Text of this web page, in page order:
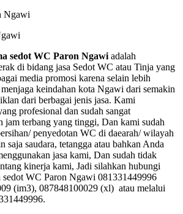
sedot WC Paron Ngawiadalah
di bidang jasa Sedot WC atau Tinja yang
media promosi karena selain lebih
keindahan kota Ngawi dari semakin
dari berbagai jenis jasa. Kami
profesional dan sudah sangat
jam terbang yang tinggi, Dan kami sudah
penyedotan WC di daearah/ wilayah
saudara, tetangga atau bahkan Anda
jasa kami, Dan sudah tidak
kinerja kami, Jadi silahkan hubungi
WC Paron Ngawi 081331449996
(im3), 087848100029 (xl) atau melalui